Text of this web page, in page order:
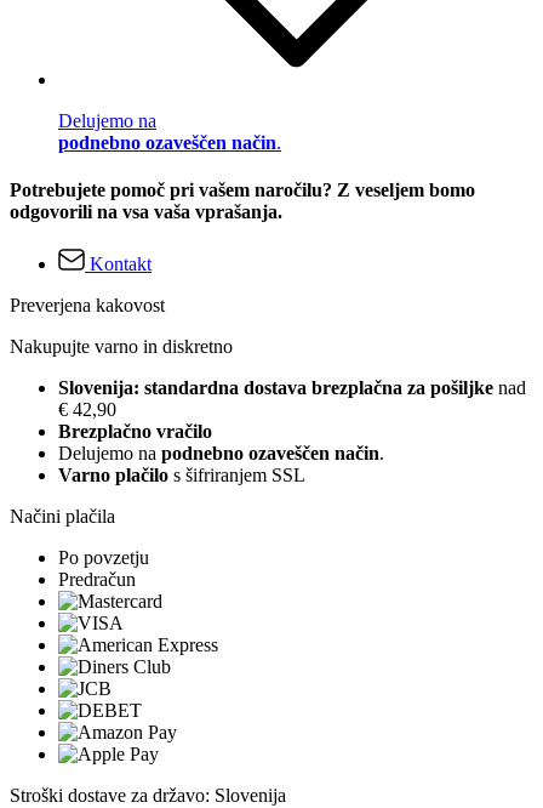
Delujemo na
podnebno ozaveščen način.
Potrebujete pomoč pri vašem naročilu? Z veseljem bomo
odgovorili na vsa vaša vprašanja.
Kontakt
Preverjena kakovost
Nakupujte varno in diskretno
Slovenija: standardna dostava brezplačna za pošiljke nad
€ 42,90
Brezplačno vračilo
Delujemo na podnebno ozaveščen način.
Varno plačilo s šifriranjem SSL
Načini plačila
Po povzetju
Predračun
Stroški dostave za državo: Slovenija